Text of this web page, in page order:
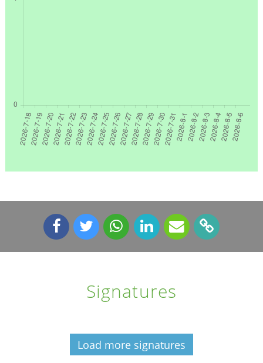
Signatures
Load more signatures